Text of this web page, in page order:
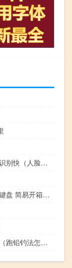
人脸识别考勤机哪个品牌识别快（人脸识别考勤机哪个牌子好）
HyperX Alloy Elite机械式键盘 简易开箱，游戏与工作一键切换
跑铅钓法怎样调漂比较灵（跑铅钓法怎样调漂）